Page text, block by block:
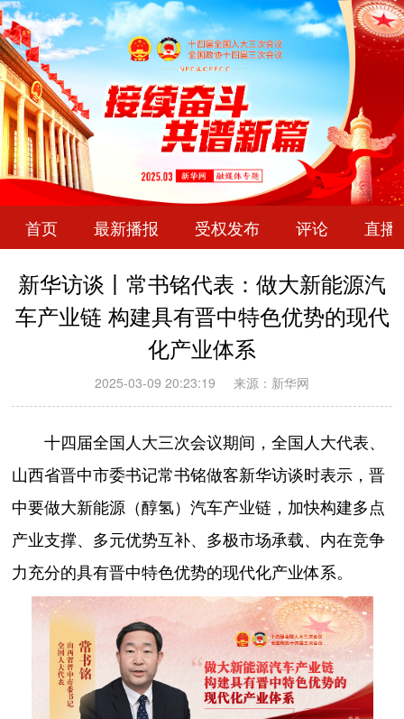
首页 最新播报 受权发布 评论 直播
新华访谈丨常书铭代表：做大新能源汽
车产业链 构建具有晋中特色优势的现代
化产业体系
2025-03-09 20:23:19 来源：新华网
十四届全国人大三次会议期间，全国人大代表、
山西省晋中市委书记常书铭做客新华访谈时表示，晋
中要做大新能源（醇氢）汽车产业链，加快构建多点
产业支撑、多元优势互补、多极市场承载、内在竞争
力充分的具有晋中特色优势的现代化产业体系。